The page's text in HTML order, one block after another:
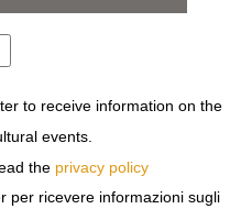
E DISCRETO
INIZIA A FOTOGRAFARE
POCHISSIMI ANNI,
to receive information on the
events.
the privacy policy
per ricevere informazioni sugli